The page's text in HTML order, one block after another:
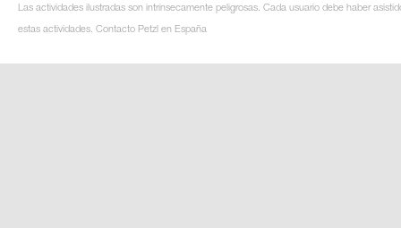
Las actividades ilustradas son intrínsecamente peligrosas. Cada usuario debe haber
estas actividades. Contacto Petzl en España